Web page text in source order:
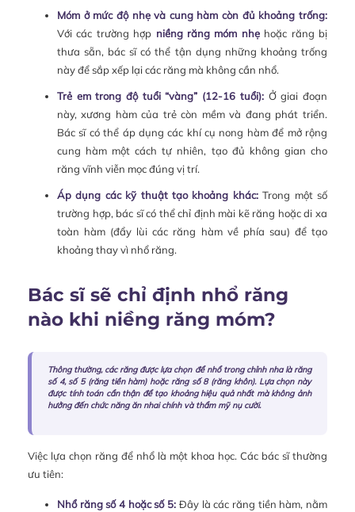
Móm ở mức độ nhẹ và cung hàm còn đủ khoảng trống:
Với các trường hợp niềng răng móm nhẹhoặc răng bị
thưa sẵn, bác sĩ có thể tận dụng những khoảng trống
này để sắp xếp lại các răng mà không cần nhổ.
Trẻ em trong độ tuổi “vàng” (12-16 tuổi):Ở giai đoạn
này, xương hàm của trẻ còn mềm và đang phát triển.
Bác sĩ có thể áp dụng các khí cụ nong hàm để mở rộng
cung hàm một cách tự nhiên, tạo đủ không gian cho
răng vĩnh viễn mọc đúng vị trí.
Áp dụng các kỹ thuật tạo khoảng khác:Trong một số
trường hợp, bác sĩ có thể chỉ định mài kẽ răng hoặc di xa
toàn hàm (đẩy lùi các răng hàm về phía sau) để tạo
khoảng thay vì nhổ răng.
Bác sĩ sẽ chỉ định nhổ răng
nào khi niềng răng móm?
Thông thường, các răng được lựa chọn để nhổ trong chỉnh nha là răng
số 4, số 5 (răng tiền hàm) hoặc răng số 8 (răng khôn). Lựa chọn này
được tính toán cẩn thận để tạo khoảng hiệu quả nhất mà không ảnh
hưởng đến chức năng ăn nhai chính và thẩm mỹ nụ cười.
Việc lựa chọn răng để nhổ là một khoa học. Các bác sĩ thường
ưu tiên:
Nhổ răng số 4 hoặc số 5: Đây là các răng tiền hàm, nằm